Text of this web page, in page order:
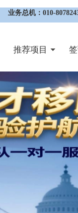
业务总机：010-
推荐项目